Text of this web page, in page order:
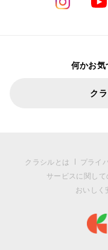
何かお気
ク
クラシルとは プライ
サービスに関し
おいしく